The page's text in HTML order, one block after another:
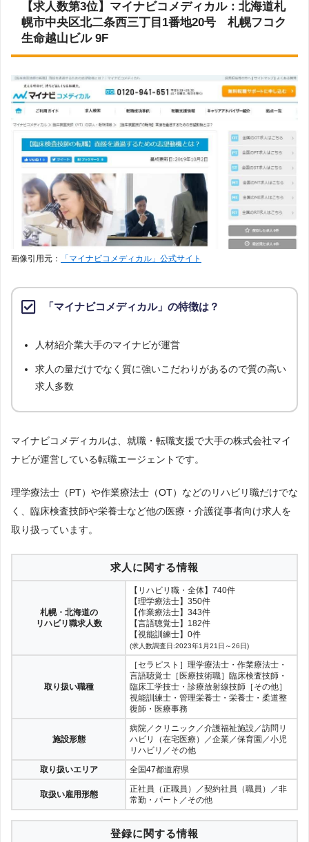
【求人数第3位】マイナビコメディカル：北海道札
幌市中央区北二条西三丁目1番地20号 札幌フコク
生命越山ビル 9F
画像引用元： 「マイナビコメディカル」公式サイト
「マイナビコメディカル」の特徴は？
人材紹介業大手のマイナビが運営
求人の量だけでなく質に強いこだわりがあるので質の高い
求人多数
マイナビコメディカルは、就職・転職支援で大手の株式会社マイ
ナビが運営している転職エージェントです。
理学療法士（PT）や作業療法士（OT）などのリハビリ職だけでな
く、臨床検査技師や栄養士など他の医療・介護従事者向け求人を
取り扱っています。
求人に関する情報
札幌・北海道の
リハビリ職求人数
【リハビリ職・全体】740件
【理学療法士】350件
【作業療法士】343件
【言語聴覚士】182件
【視能訓練士】0件
(求人数調査日:2023年1月21日～26日)
取り扱い職種
［セラピスト］理学療法士・作業療法士・
言語聴覚士［医療技術職］臨床検査技師・
臨床工学技士・診療放射線技師［その他］
視能訓練士・管理栄養士・栄養士・柔道整
復師・医療事務
施設形態
病院／クリニック／介護福祉施設／訪問リ
ハビリ（在宅医療）／企業／保育園／小児
リハビリ／その他
取り扱いエリア
全国47都道府県
取扱い雇用形態
正社員（正職員）／契約社員（職員）／非
常勤・パート／その他
登録に関する情報